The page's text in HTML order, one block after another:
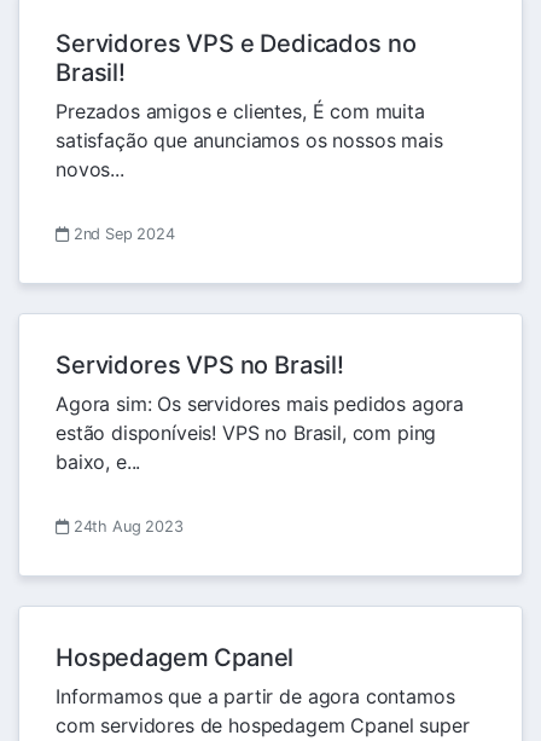
Servidores VPS e Dedicados no
Brasil!
Prezados amigos e clientes, É com muita
satisfação que anunciamos os nossos mais
novos...
2nd Sep 2024
Servidores VPS no Brasil!
Agora sim: Os servidores mais pedidos agora
estão disponíveis! VPS no Brasil, com ping
baixo, e...
24th Aug 2023
Hospedagem Cpanel
Informamos que a partir de agora contamos
com servidores de hospedagem Cpanel super